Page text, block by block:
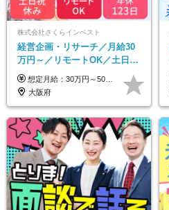
株式会社さくらインベスト
経営企画・リサーチ／月給30
万円～／リモートOK／土日祝
休み／生成AIを活用できる方
歓迎
想定月給：30万円～50万円程度＋各種手当＋賞与年2回 ※想定年収：400万円～600万円 ※経験・能力等考慮の上、規定により優遇 ※上記月給には固定残業代を含みます。固定残業代は、時間外労働の有無に関わらず月10時間分（月2.2万円（月収30万円の場合）～3.6万円（月収50万円の場合））を支給し、超過分は追加で支給します ※試用期間2ヶ月（待遇に差異なし） 【固定残業代について】 固定残業10時間分（22,000円～36,000円）を含む ※超過分は別途全額支給
大阪府